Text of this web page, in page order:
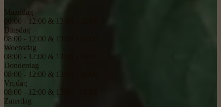
Maandag
08:00 - 12:00 & 13:00 - 18:00
Dinsdag
08:00 - 12:00 & 13:00 - 18:00
Woensdag
08:00 - 12:00 & 13:00 - 18:00
Donderdag
08:00 - 12:00 & 13:00 - 18:00
Vrijdag
08:00 - 12:00 & 13:00 - 18:00
Zaterdag